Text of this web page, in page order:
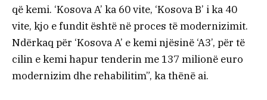
që kemi. ‘Kosova A’ ka 60 vite, ‘Kosova B’ i ka 40
vite, kjo e fundit është në proces të modernizimit.
Ndërkaq për ‘Kosova A’ e kemi njësinë ‘A3’, për të
cilin e kemi hapur tenderin me 137 milionë euro
modernizim dhe rehabilitim”, ka thënë ai.